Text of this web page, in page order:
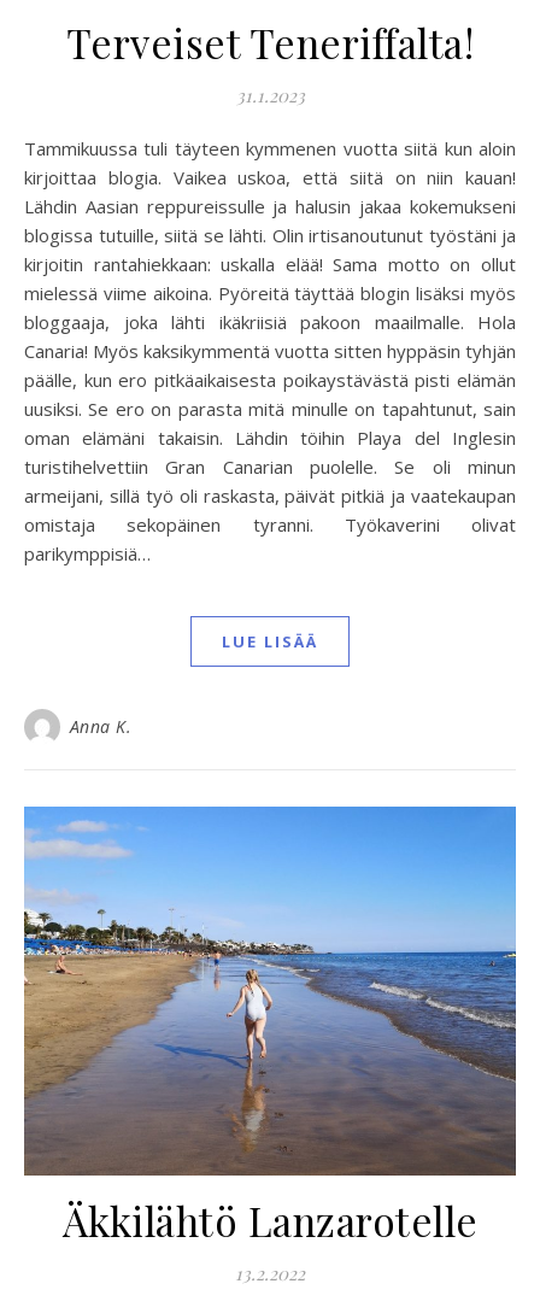
Terveiset Teneriffalta!
31.1.2023
Tammikuussa tuli täyteen kymmenen vuotta siitä kun aloin
kirjoittaa blogia. Vaikea uskoa, että siitä on niin kauan!
Lähdin Aasian reppureissulle ja halusin jakaa kokemukseni
blogissa tutuille, siitä se lähti. Olin irtisanoutunut työstäni ja
kirjoitin rantahiekkaan: uskalla elää! Sama motto on ollut
mielessä viime aikoina. Pyöreitä täyttää blogin lisäksi myös
bloggaaja, joka lähti ikäkriisiä pakoon maailmalle. Hola
Canaria! Myös kaksikymmentä vuotta sitten hyppäsin tyhjän
päälle, kun ero pitkäaikaisesta poikaystävästä pisti elämän
uusiksi. Se ero on parasta mitä minulle on tapahtunut, sain
oman elämäni takaisin. Lähdin töihin Playa del Inglesin
turistihelvettiin Gran Canarian puolelle. Se oli minun
armeijani, sillä työ oli raskasta, päivät pitkiä ja vaatekaupan
omistaja sekopäinen tyranni. Työkaverini olivat
parikymppisiä…
LUE LISÄÄ
Anna K.
Äkkilähtö Lanzarotelle
13.2.2022